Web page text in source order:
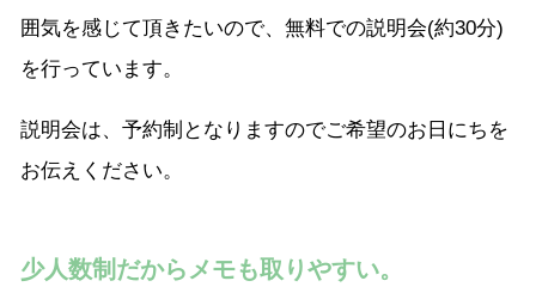
囲気を感じて頂きたいので、無料での説明会(約30分)
を行っています。
説明会は、予約制となりますのでご希望のお日にちを
お伝えください。
少人数制だからメモも取りやすい。